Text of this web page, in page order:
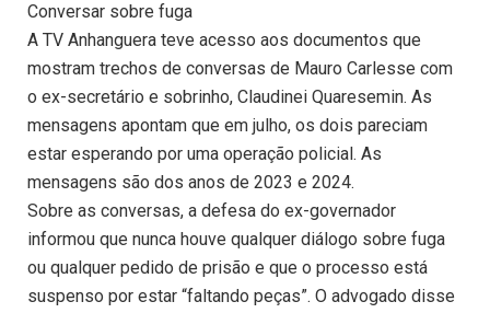
Conversar sobre fuga
A TV Anhanguera teve acesso aos documentos que
mostram trechos de conversas de Mauro Carlesse com
o ex-secretário e sobrinho, Claudinei Quaresemin. As
mensagens apontam que em julho, os dois pareciam
estar esperando por uma operação policial. As
mensagens são dos anos de 2023 e 2024.
Sobre as conversas, a defesa do ex-governador
informou que nunca houve qualquer diálogo sobre fuga
ou qualquer pedido de prisão e que o processo está
suspenso por estar “faltando peças”. O advogado disse